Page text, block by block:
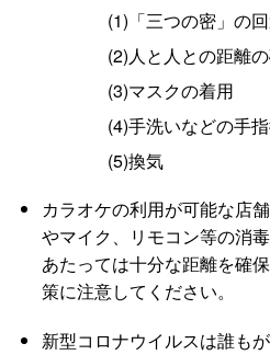
(1)「三つの密」の
(2)人と人との距離
(3)マスクの着用
(4)手洗いなどの手
(5)換気
カラオケの利用が可能な店
やマイク、リモコン等の消
あたっては十分な距離を確
策に注意してください。
新型コロナウイルスは誰も